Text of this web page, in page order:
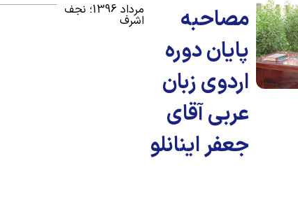
مصاحبه
پایان دوره
اردوی زبان
عربی آقای
جعفر اینانلو
مرداد 1396؛ نجف
اشرف